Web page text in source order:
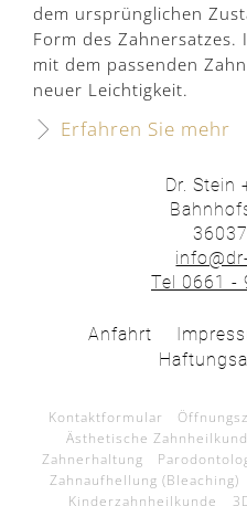
dem ursprünglichen
Form des Zahnersatzes.
mit dem passenden
neuer Leichtigkeit.
Erfahren Sie mehr
Dr. Stein
Tel 0661 -
Anfahrt
Kontaktformular
Ästhetische
Zahnerhaltung
Zahnaufhellung (Bleaching)
Kinderzahnheilkunde